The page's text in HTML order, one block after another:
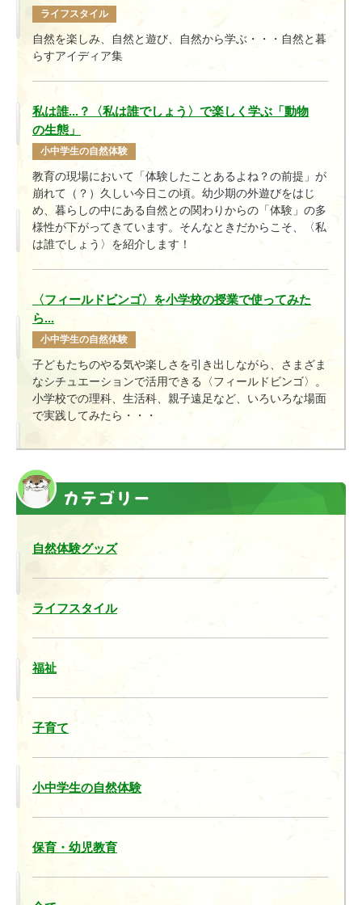
ライフスタイル
自然を楽しみ、自然と遊び、自然から学ぶ・・・自然と暮
らすアイディア集
私は誰...？〈私は誰でしょう〉で楽しく学ぶ「動物
の生態」
小中学生の自然体験
教育の現場において 「体験したことあるよね？の前提 」 が
崩れて（？） 久しい今日この頃。幼少期の外遊びをはじ
め、暮らしの中にある自然との関わりからの「体験」の多
様性が下がってきています。そんなときだからこそ、〈私
は誰でしょう〉を紹介し ます ！
〈フィールドビンゴ〉を小学校の授業で使ってみた
ら...
小中学生の自然体験
子どもたちのやる気や楽しさを引き出しながら、さまざま
なシチュエーションで活用できる〈フィールドビンゴ〉。
小学校での理科、生活科、親子遠足など、いろいろな場面
で実践してみたら・・・
自然体験グッズ
ライフスタイル
福祉
子育て
小中学生の自然体験
保育・幼児教育